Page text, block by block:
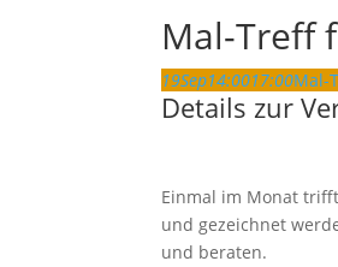
Mal-Treff
19Sep14:0017:00Mal-
Details zur
Einmal im Monat
und gezeichnet
und beraten.